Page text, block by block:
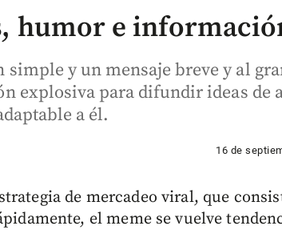
humor e
simple y un mensaje breve y al
explosiva para difundir ideas de
a él.
16 de
de mercadeo viral, que
el meme se vuelve